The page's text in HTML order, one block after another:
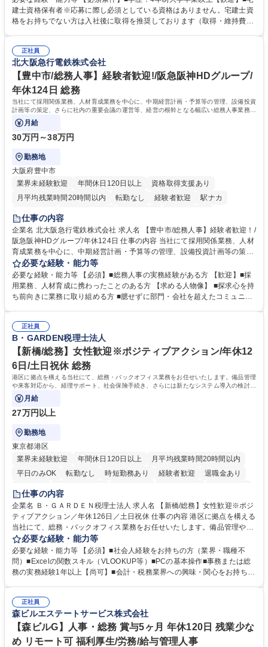
ング、登記簿取得、調書取得・支払業務（各種費用支払、支払管理、請
求・支払データ登録、取引先マスター申請対応）・予算作成及び予実管
の他に担当頂く業務が発生する場合があります。 募集職種 【営業事務】
業務職/三井物産グループ/平均残業時間10H/完全週休2日
建士資格保有者※応募に際し必須としている資格はありません。宅建士資
格をお持ちでない方は入社後に取得を推奨しております（取得・維持費用
ション力がある方。 ・チャレンジを厭わず、粘り強く業務に取り組める
方。多様な関係者と謙虚に信頼関係を構築でき、期限を意識したスケジュ
ール管理が出来る方。※将来的に他部署（営業部門、コーポレート部門）
へのジョブローテーションの可能性があります。 学歴・資格 学歴：大学
院 大学 語学力： 資格：宅地建物取引士
正社員
北大阪急行電鉄株式会社
【豊中市/総務人事】経験者歓迎!/阪急阪神HDグループ/
年休124日 総務
当社にて採用関係業務、人材育成業務を中心に、中期経営計画・予算等の管理、設備投資
計画等の策定、さらに社内の重要会議の運営等、経営の根幹となる幅広い総務人事業務全
般を担当していただきます。
月給
30万円～38万円
勤務地
大阪府豊中市
業界未経験歓迎
年間休日120日以上
資格取得支援あり
月平均残業時間20時間以内
転勤なし 経験者歓迎
駅ナカ
退職金あり
土日祝休み
服装自由 昼食補助あり 食事補助あり
仕事の内容
企業名 北大阪急行電鉄株式会社 求人名 【豊中市/総務人事】経験者歓迎！/
阪急阪神HDグループ/年休124日 仕事の内容 当社にて採用関係業務、人材
育成業務を中心に、中期経営計画・予算等の管理、設備投資計画等の策
定、さらに社内の重要会議の運営等、経営の根幹となる幅広い総務人事業
務全般を担当していただきます。 【主な業務内容】 ■採用関係業務および
人材育成(社員研修)業務の推進 ■中期経営計画および予算等の管理 ■設備
投資計画等の策定 ■社内の重要会議の運営 ■その他総務人事業務全般 【入
務人事】経験者歓迎！/阪急阪神HDグループ/年休124日
必要な経験・能力等
必要な経験・能力等 【必須】■総務人事の実務経験がある方 【歓迎】■採
用業務、人材育成に携わったことのある方 【求める人物像】 ■探求心を持
ち前向きに業務に取り組める方 ■臆せずに部門・会社を超えたコミュニケ
囲のメンバーと協調しつつ主体性を持って能動的に業務を推進できる方 学
歴・資格 学歴：大学院 大学 高専 短大 専修学校 高校 語学力： 資格：
正社員
B・GARDEN税理士法人
【新橋/総務】女性歓迎※ポジティブアクション/年休12
6日/土日祝休 総務
港区に拠点を構える当社にて、総務・バックオフィス業務をお任せいたします。備品管理
や来客対応から、経理サポート、社会保険手続き、さらには新たなシステム導入の検討ま
で、幅広く組織を支える役割です。
月給
27万円以上
勤務地
東京都港区
業界未経験歓迎
年間休日120日以上
月平均残業時間20時間以内
平日のみOK
転勤なし 時短勤務あり 経験者歓迎
退職金あり
賞与あり
完全週休2日制
服装自由
仕事の内容
企業名 Ｂ・ＧＡＲＤＥＮ税理士法人 求人名 【新橋/総務】女性歓迎※ポジ
ティブアクション／年休126日／土日祝休 仕事の内容 港区に拠点を構える
当社にて、総務・バックオフィス業務をお任せいたします。備品管理や来
客対応から、経理サポート、社会保険手続き、さらには新たなシステム導
入の検討まで、幅広く組織を支える役割です。 ■備品発注・在庫管理、郵
送物対応、電話・来客対応 ■金融機関への外出業務（入出金管理補助）、
福利厚生・社内イベントの運営管理 ■社内ルールの整備、職場環境の改善
社内新システムの導入検討・比較検証 募集職種 【新橋/総務】女性歓迎※
ポジティブアクション／年休126日／土日祝休
必要な経験・能力等
必要な経験・能力等 【必須】■社会人経験をお持ちの方（業界・職種不
問）■Excelの関数スキル（VLOOKUP等）■PCの基本操作■事務または総
務の実務経験1年以上【尚可】■会計・税務業界への興味・関心をお持ちの
ィブアクション 学歴・資格 学歴：大学院 大学 高専 短大 専修学校 高校 語
学力： 資格：
正社員
森ビルエステートサービス株式会社
【森ビルG】人事・総務 賞与5ヶ月 年休120日 残業少な
め リモート可 福利厚生/労務/給与管理人事